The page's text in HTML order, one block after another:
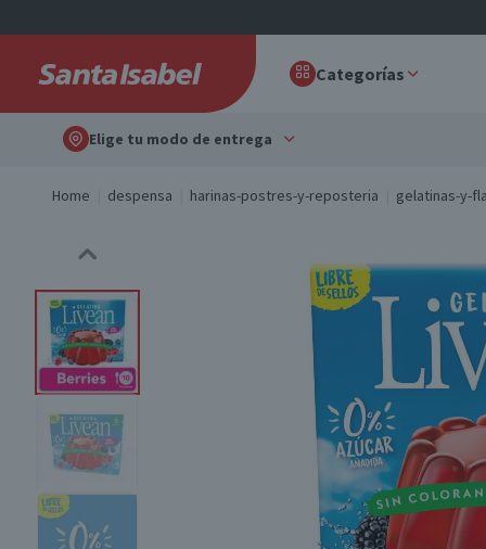
Categorías
Elige tu modo de entrega
Home despensa harinas-postres-y-reposteria gelatinas-y-